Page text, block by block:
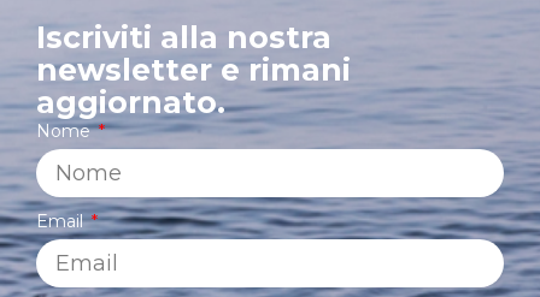
Iscriviti alla nostra
newsletter e rimani
aggiornato.
Nome
Email